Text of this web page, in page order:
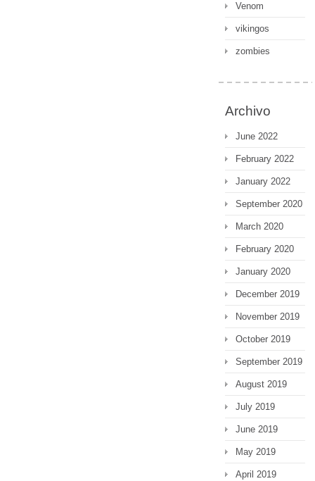
Venom
vikingos
zombies
Archivo
June 2022
February 2022
January 2022
September 2020
March 2020
February 2020
January 2020
December 2019
November 2019
October 2019
September 2019
August 2019
July 2019
June 2019
May 2019
April 2019